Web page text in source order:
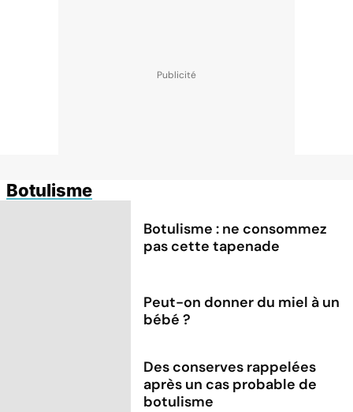
Botulisme
Botulisme : ne consommez
pas cette tapenade
Peut-on donner du miel à un
bébé ?
Des conserves rappelées
après un cas probable de
botulisme